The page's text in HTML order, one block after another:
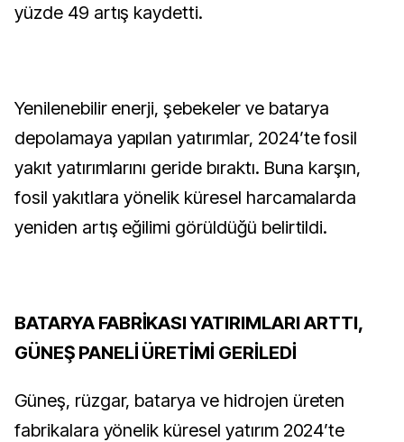
yüzde 49 artış kaydetti.
Yenilenebilir enerji, şebekeler ve batarya
depolamaya yapılan yatırımlar, 2024’te fosil
yakıt yatırımlarını geride bıraktı. Buna karşın,
fosil yakıtlara yönelik küresel harcamalarda
yeniden artış eğilimi görüldüğü belirtildi.
BATARYA FABRİKASI YATIRIMLARI ARTTI,
GÜNEŞ PANELİ ÜRETİMİ GERİLEDİ
Güneş, rüzgar, batarya ve hidrojen üreten
fabrikalara yönelik küresel yatırım 2024’te